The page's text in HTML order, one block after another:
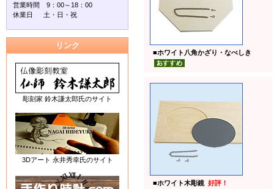
■ホワイト八角かざり・なべしき
■ホワイト木彫鏡 好評！
営業時間 9：00～18：00
休業日 土・日・祝
リンク
彫刻家 鈴木謙太郎氏のサイト
3Dアート 永井秀幸氏のサイト